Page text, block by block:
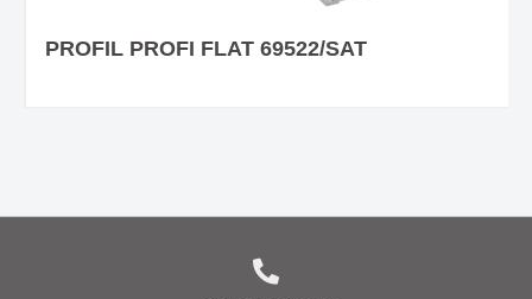
PROFIL PROFI FLAT 69522/SAT